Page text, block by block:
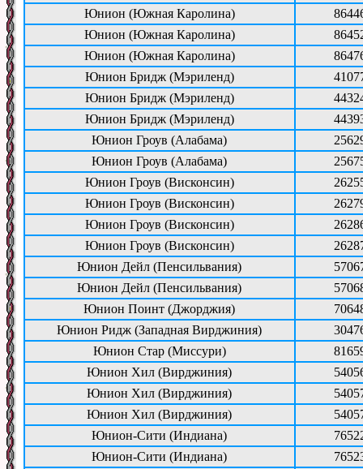
Юнион (Южная Каролина)
Юнион (Южная Каролина)
Юнион (Южная Каролина)
Юнион Бридж (Мэриленд)
Юнион Бридж (Мэриленд)
Юнион Бридж (Мэриленд)
Юнион Гроув (Алабама)
Юнион Гроув (Алабама)
Юнион Гроув (Висконсин)
Юнион Гроув (Висконсин)
Юнион Гроув (Висконсин)
Юнион Гроув (Висконсин)
Юнион Дейл (Пенсильвания)
Юнион Дейл (Пенсильвания)
Юнион Поинт (Джорджия)
Юнион Ридж (Западная Вирджиния)
Юнион Стар (Миссури)
Юнион Хил (Вирджиния)
Юнион Хил (Вирджиния)
Юнион Хил (Вирджиния)
Юнион-Сити (Индиана)
Юнион-Сити (Индиана)